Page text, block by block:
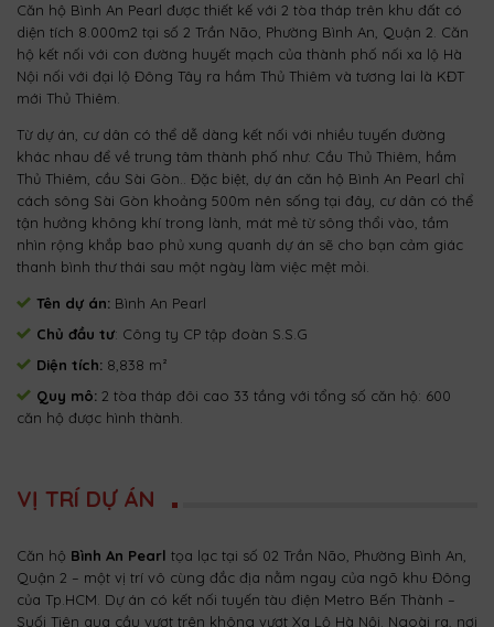
Căn hộ Bình An Pearl được thiết kế với 2 tòa tháp trên khu đất có
diện tích 8.000m2 tại số 2 Trần Não, Phường Bình An, Quận 2. Căn
hộ kết nối với con đường huyết mạch của thành phố nối xa lộ Hà
Nội nối với đại lộ Đông Tây ra hầm Thủ Thiêm và tương lai là KĐT
mới Thủ Thiêm.
Từ dự án, cư dân có thể dễ dàng kết nối với nhiều tuyến đường
khác nhau để về trung tâm thành phố như: Cầu Thủ Thiêm, hầm
Thủ Thiêm, cầu Sài Gòn.. Đặc biệt, dự án căn hộ Bình An Pearl chỉ
cách sông Sài Gòn khoảng 500m nên sống tại đây, cư dân có thể
tận hưởng không khí trong lành, mát mẻ từ sông thổi vào, tầm
nhìn rộng khắp bao phủ xung quanh dự án sẽ cho bạn cảm giác
thanh bình thư thái sau một ngày làm việc mệt mỏi.
Tên dự án: Bình An Pearl
Chủ đầu tư: Công ty CP tập đoàn S.S.G
Diện tích: 8,838 m²
Quy mô: 2 tòa tháp đôi cao 33 tầng với tổng số căn hộ: 600
căn hộ được hình thành.
VỊ TRÍ DỰ ÁN
Căn hộ Bình An Pearl tọa lạc tại số 02 Trần Não, Phường Bình An,
Quận 2 – một vị trí vô cùng đắc địa nằm ngay của ngõ khu Đông
của Tp.HCM. Dự án có kết nối tuyến tàu điện Metro Bến Thành –
Suối Tiên qua cầu vượt trên không vượt Xa Lộ Hà Nội. Ngoài ra, nơi